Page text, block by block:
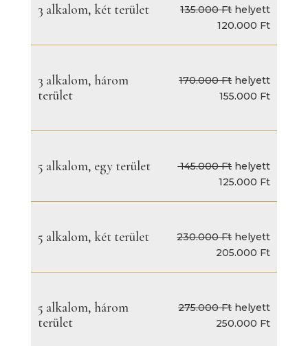
3 alkalom, két terület 135.000 Fthelyett
120.000 Ft
3 alkalom, három
terület
170.000 Fthelyett
155.000 Ft
5 alkalom, egy terület 145.000 Fthelyett
125.000 Ft
5 alkalom, két terület 230.000 Fthelyett
205.000 Ft
5 alkalom, három
terület
275.000 Fthelyett
250.000 Ft